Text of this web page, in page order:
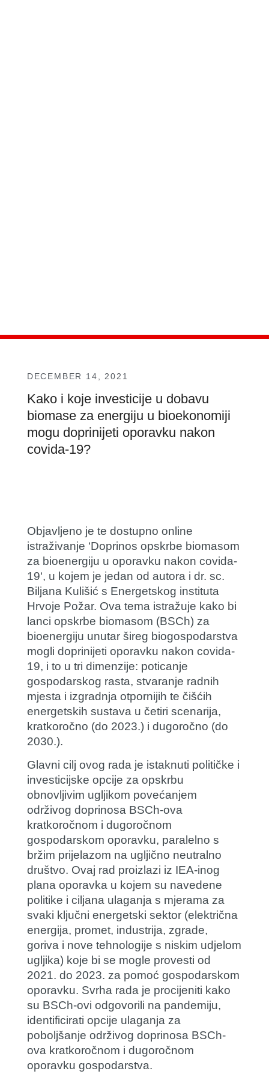
DECEMBER 14, 2021
Kako i koje investicije u dobavu
biomase za energiju u bioekonomiji
mogu doprinijeti oporavku nakon
covida-19?
Objavljeno je te dostupno online
istraživanje ‘Doprinos opskrbe biomasom
za bioenergiju u oporavku nakon covida-
19‘, u kojem je jedan od autora i dr. sc.
Biljana Kulišić s Energetskog instituta
Hrvoje Požar. Ova tema istražuje kako bi
lanci opskrbe biomasom (BSCh) za
bioenergiju unutar šireg biogospodarstva
mogli doprinijeti oporavku nakon covida-
19, i to u tri dimenzije: poticanje
gospodarskog rasta, stvaranje radnih
mjesta i izgradnja otpornijih te čišćih
energetskih sustava u četiri scenarija,
kratkoročno (do 2023.) i dugoročno (do
2030.).
Glavni cilj ovog rada je istaknuti političke i
investicijske opcije za opskrbu
obnovljivim ugljikom povećanjem
održivog doprinosa BSCh-ova
kratkoročnom i dugoročnom
gospodarskom oporavku, paralelno s
bržim prijelazom na ugljično neutralno
društvo. Ovaj rad proizlazi iz IEA-inog
plana oporavka u kojem su navedene
politike i ciljana ulaganja s mjerama za
svaki ključni energetski sektor (električna
energija, promet, industrija, zgrade,
goriva i nove tehnologije s niskim udjelom
ugljika) koje bi se mogle provesti od
2021. do 2023. za pomoć gospodarskom
oporavku. Svrha rada je procijeniti kako
su BSCh-ovi odgovorili na pandemiju,
identificirati opcije ulaganja za
poboljšanje održivog doprinosa BSCh-
ova kratkoročnom i dugoročnom
oporavku gospodarstva.